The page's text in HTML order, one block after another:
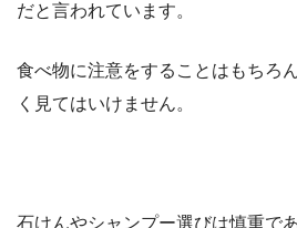
だと言われています。
食べ物に注意をすることはもちろ
く見てはいけません。
石けんやシャンプー選びは慎重で